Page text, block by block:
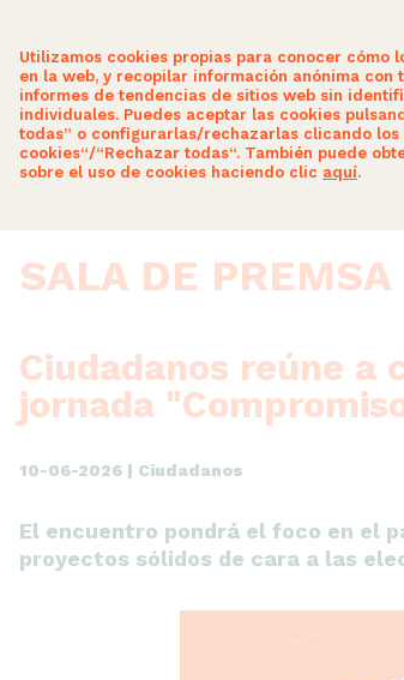
SOM CIUTADANS ACTUALITAT
Utilizamos cookies propias para conocer cómo
en la web, y recopilar información anónima con
informes de tendencias de sitios web sin
individuales. Puedes aceptar las cookies
todas” o configurarlas/rechazarlas clicando los
cookies“/“Rechazar todas“. También puede
sobre el uso de cookies haciendo clic aquí.
SALA DE PREMSA
Ciudadanos reúne a
jornada
10-06-2026 | Ciudadanos
El encuentro pondrá el foco en el
proyectos sólidos de cara a las